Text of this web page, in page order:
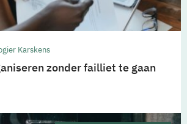
Karskens
zonder failliet te gaan